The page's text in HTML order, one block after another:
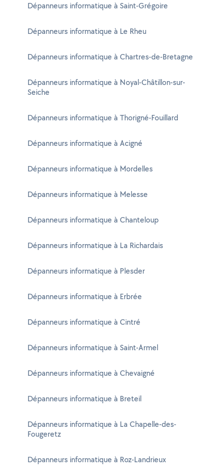
Dépanneurs informatique à Saint-Grégoire
Dépanneurs informatique à Le Rheu
Dépanneurs informatique à Chartres-de-Bretagne
Dépanneurs informatique à Noyal-Châtillon-sur-
Seiche
Dépanneurs informatique à Thorigné-Fouillard
Dépanneurs informatique à Acigné
Dépanneurs informatique à Mordelles
Dépanneurs informatique à Melesse
Dépanneurs informatique à Chanteloup
Dépanneurs informatique à La Richardais
Dépanneurs informatique à Plesder
Dépanneurs informatique à Erbrée
Dépanneurs informatique à Cintré
Dépanneurs informatique à Saint-Armel
Dépanneurs informatique à Chevaigné
Dépanneurs informatique à Breteil
Dépanneurs informatique à La Chapelle-des-
Fougeretz
Dépanneurs informatique à Roz-Landrieux